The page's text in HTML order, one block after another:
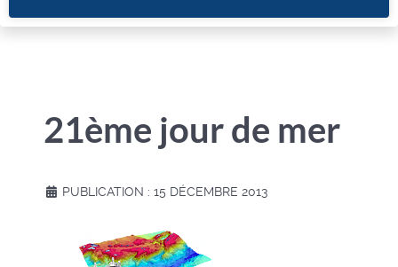
21ème jour de mer
PUBLICATION : 15 DÉCEMBRE 2013